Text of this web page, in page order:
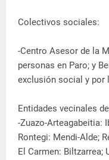
Colectivos sociales:
-Centro Asesor de la
personas en Paro; y
exclusión social y por
Entidades vecinales
-Zuazo-Arteagabeitia:
Rontegi: Mendi-Alde;
El Carmen: Biltzarrea;